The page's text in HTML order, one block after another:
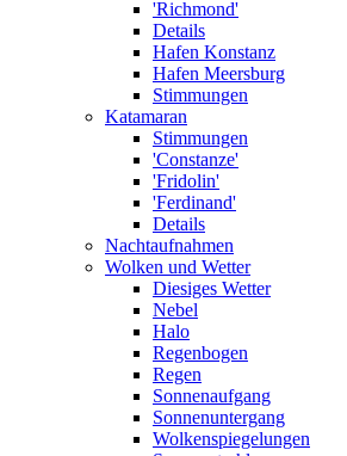
'Richmond'
Details
Hafen Konstanz
Hafen Meersburg
Stimmungen
Katamaran
Stimmungen
'Constanze'
'Fridolin'
'Ferdinand'
Details
Nachtaufnahmen
Wolken und Wetter
Diesiges Wetter
Nebel
Halo
Regenbogen
Regen
Sonnenaufgang
Sonnenuntergang
Wolkenspiegelungen